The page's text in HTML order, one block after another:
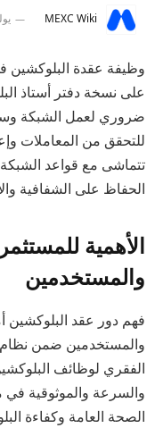
MEXC Wiki يوليو
وظيفة عقدة البلوكشين
على نسخة دفتر أستاذ
ضروري لعمل الشبكة
للتحقق من المعاملات
تتماشى مع قواعد
الحفاظ على الشفافية
الأهمية
والمستخدمين
فهم دور عقد البلوكشين
والمستخدمين ضمن نظام
الفقري لوظائف
والسرعة والموثوقية في
الصحة العامة وكفاءة